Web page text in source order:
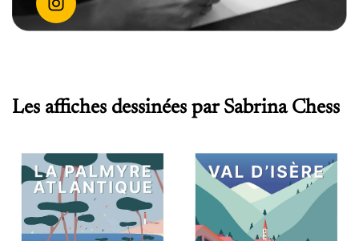
Les affiches dessinées par Sabrina Chess